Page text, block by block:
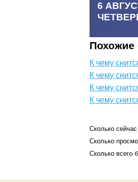
6
Похожие
К чему
К чему
К чему
К чему
Сколько
Сколько
Сколько всего